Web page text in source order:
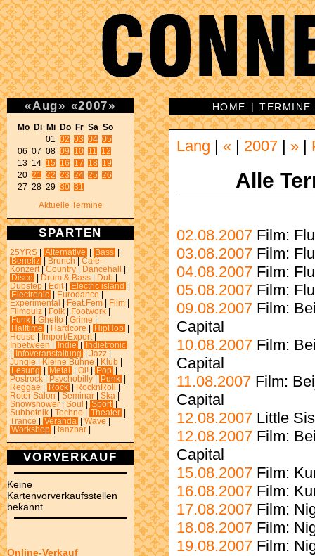
«Aug» «2007»
Mo Di Mi Do Fr Sa So
01 02 03 04 05
06 07 08 09 10 11
12
13 14 15 16 17 18
19
20 21 22 23 24 25 26
27 28 29 30 31
Aktuelle Termine
SPARTEN
25YRS Alternative Bass
Benefiz
Brunch
Café-
Konzert
Country Dancehall
Disco
Drum & Bass Dub
Dubstep
Edit Electric island
Electronic
Eurodance
Experimental
Feat.Fem Film
Filmquiz
Folk Footwork
Funk
Ghetto Grime
Halftime
Hardcore HipHop
House
Import/Export
Inbetween
Indie
Indietronic
Infoveranstaltung Jazz
Jungle
Kleine Bühne Klub
Lesung
Metal Oi! Pop
Postrock
Psychobilly Punk
Reggae
Rock RocknRoll
Roter Salon
Seminar Ska
Snowshower
Soul Sport
Subbotnik
Techno Theater
Trance
Veranda Wave
Workshop
tanzbar
VORVERKAUF
Keine
Kartenvorverkaufsstellen
bekannt.
Online-Verkauf
HOME |TERMINE
Lang « 2007 »
Alle
02.08.2007 Film:
03.08.2007 Film:
04.08.2007 Film:
05.08.2007 Film:
09.08.2007 Film:
Capital
10.08.2007 Film:
Capital
11.08.2007 Film:
Capital
12.08.2007 Little
12.08.2007 Film:
Capital
15.08.2007 Film:
16.08.2007 Film:
17.08.2007 Film:
18.08.2007 Film:
19.08.2007 Film: